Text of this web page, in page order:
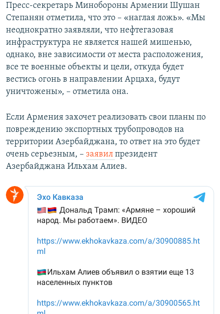
Пресс-секретарь Минобороны Армении Шушан
Степанян отметила, что это – «наглая ложь». «Мы
неоднократно заявляли, что нефтегазовая
инфраструктура не является нашей мишенью,
однако, вне зависимости от места расположения,
все те военные объекты и цели, откуда будет
вестись огонь в направлении Арцаха, будут
уничтожены», – отметила она.
Если Армения захочет реализовать свои планы по
повреждению экспортных трубопроводов на
территории Азербайджана, то ответ на это будет
очень серьезным, – заявил президент
Азербайджана Ильхам Алиев.